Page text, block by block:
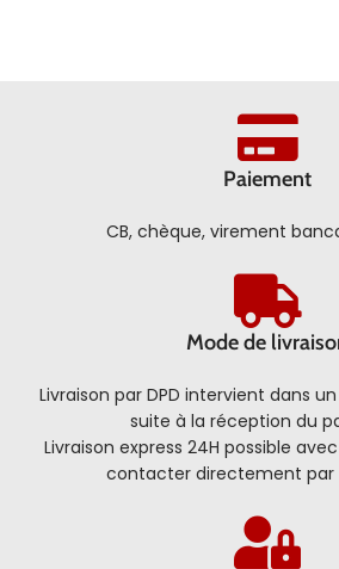
Paiement
CB, chèque, virement
Mode de
Livraison par DPD intervient dans
suite à la réception du
Livraison express 24H possible
contacter directement par